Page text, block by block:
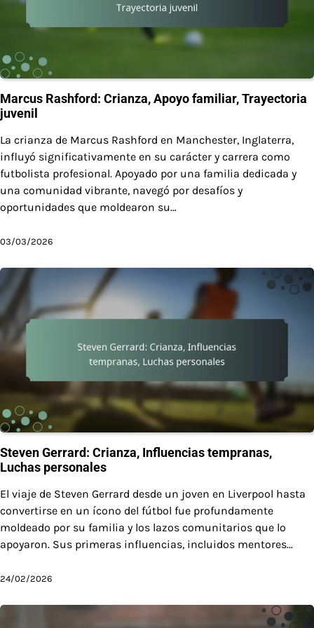
Marcus Rashford: Crianza, Apoyo familiar, Trayectoria
juvenil
La crianza de Marcus Rashford en Manchester, Inglaterra,
influyó significativamente en su carácter y carrera como
futbolista profesional. Apoyado por una familia dedicada y
una comunidad vibrante, navegó por desafíos y
oportunidades que moldearon su…
03/03/2026
Steven Gerrard: Crianza, Influencias tempranas,
Luchas personales
El viaje de Steven Gerrard desde un joven en Liverpool hasta
convertirse en un ícono del fútbol fue profundamente
moldeado por su familia y los lazos comunitarios que lo
apoyaron. Sus primeras influencias, incluidos mentores…
24/02/2026